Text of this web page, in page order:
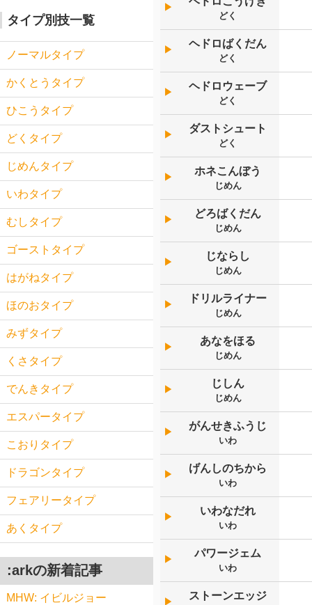
▶︎
どく
▶︎
ヘドロばくだん
どく
▶︎
ヘドロウェーブ
どく
▶︎
ダストシュート
どく
▶︎
ホネこんぼう
じめん
▶︎
どろばくだん
じめん
▶︎
じならし
じめん
▶︎
ドリルライナー
じめん
▶︎
あなをほる
じめん
▶︎
じしん
じめん
▶︎
がんせきふうじ
いわ
▶︎
げんしのちから
いわ
▶︎
いわなだれ
いわ
▶︎
パワージェム
いわ
▶︎
ストーンエッジ
タイプ別技一覧
ノーマルタイプ
かくとうタイプ
ひこうタイプ
どくタイプ
じめんタイプ
いわタイプ
むしタイプ
ゴーストタイプ
はがねタイプ
ほのおタイプ
みずタイプ
くさタイプ
でんきタイプ
エスパータイプ
こおりタイプ
ドラゴンタイプ
フェアリータイプ
あくタイプ
:arkの新着記事
MHW: イビルジョー